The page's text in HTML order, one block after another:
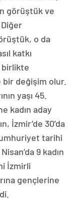
görüştük ve
o da
katkı
birlikte
bir değişim olur.
yaşı 45.
kadın aday
İzmir’de 30’da
tarihi
9 kadın
İzmirli
gençlerine